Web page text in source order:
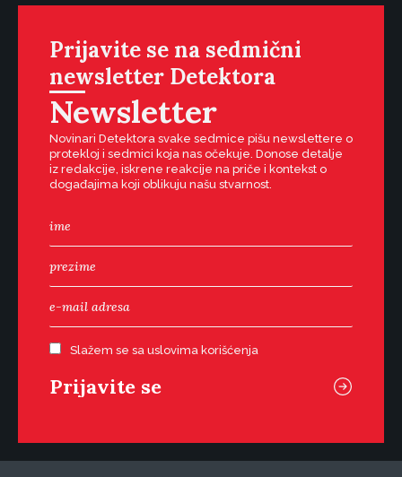
Prijavite se na sedmični
newsletter Detektora
Newsletter
Novinari Detektora svake sedmice pišu newslettere o
protekloj i sedmici koja nas očekuje. Donose detalje
iz redakcije, iskrene reakcije na priče i kontekst o
događajima koji oblikuju našu stvarnost.
Slažem se sa uslovima korišćenja